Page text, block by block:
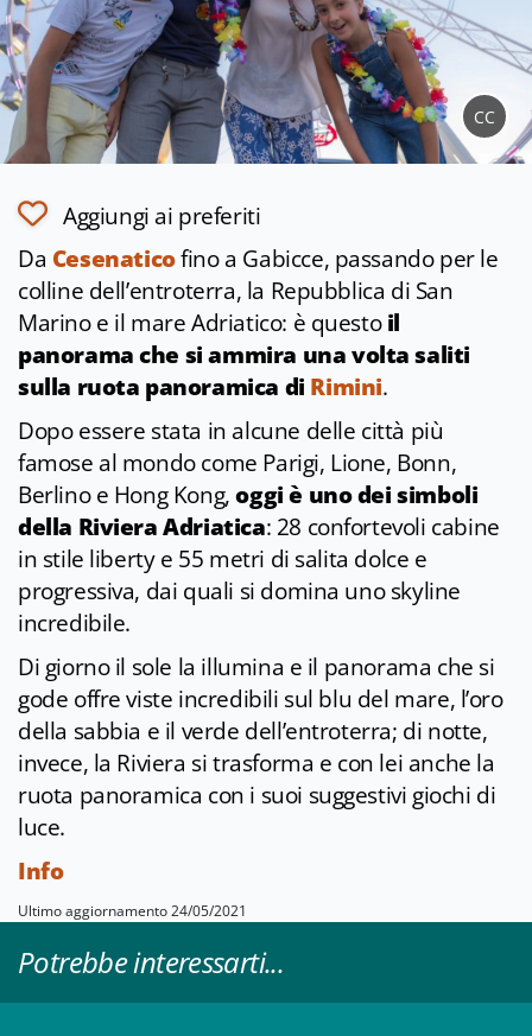
CC
Aggiungi ai preferiti
Da Cesenaticofino a Gabicce, passando per le
colline dell’entroterra, la Repubblica di San
Marino e il mare Adriatico: è questoil
panorama che si ammira una volta saliti
sulla ruota panoramica di Rimini.
Dopo essere stata in alcune delle città più
famose al mondo come Parigi, Lione, Bonn,
Berlino e Hong Kong,oggi è uno dei simboli
della Riviera Adriatica: 28 confortevoli cabine
in stile liberty e 55 metri di salita dolce e
progressiva, dai quali si domina uno skyline
incredibile.
Di giorno il sole la illumina e il panorama che si
gode offre viste incredibili sul blu del mare, l’oro
della sabbia e il verde dell’entroterra; di notte,
invece, la Riviera si trasforma e con lei anche la
ruota panoramica con i suoi suggestivi giochi di
luce.
Info
Ultimo aggiornamento 24/05/2021
Potrebbe interessarti...